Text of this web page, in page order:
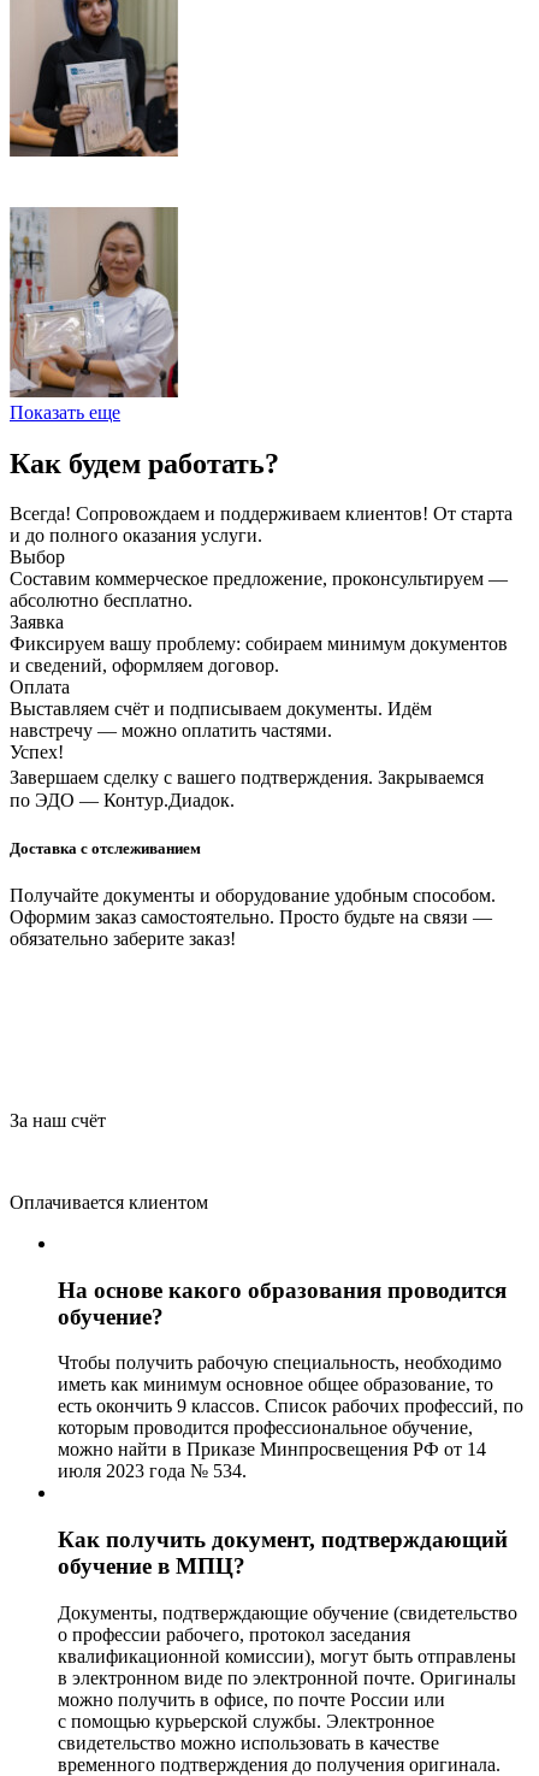
Показать еще
Как будем работать?
Всегда! Сопровождаем и поддерживаем клиентов! От старта
и до полного оказания услуги.
Выбор
Составим коммерческое предложение, проконсультируем —
абсолютно бесплатно.
Заявка
Фиксируем вашу проблему: собираем минимум документов
и сведений, оформляем договор.
Оплата
Выставляем счёт и подписываем документы. Идём
навстречу — можно оплатить частями.
Успех!
Завершаем сделку с вашего подтверждения. Закрываемся
по ЭДО — Контур.Диадок.
Доставка с отслеживанием
Получайте документы и оборудование удобным способом.
Оформим заказ самостоятельно. Просто будьте на связи —
обязательно заберите заказ!
За наш счёт
Оплачивается клиентом
На основе какого образования проводится
обучение?
Чтобы получить рабочую специальность, необходимо
иметь как минимум основное общее образование, то
есть окончить 9 классов. Список рабочих профессий, по
которым проводится профессиональное обучение,
можно найти в Приказе Минпросвещения РФ от 14
июля 2023 года № 534.
Как получить документ, подтверждающий
обучение в МПЦ?
Документы, подтверждающие обучение (свидетельство
о профессии рабочего, протокол заседания
квалификационной комиссии), могут быть отправлены
в электронном виде по электронной почте. Оригиналы
можно получить в офисе, по почте России или
с помощью курьерской службы. Электронное
свидетельство можно использовать в качестве
временного подтверждения до получения оригинала.